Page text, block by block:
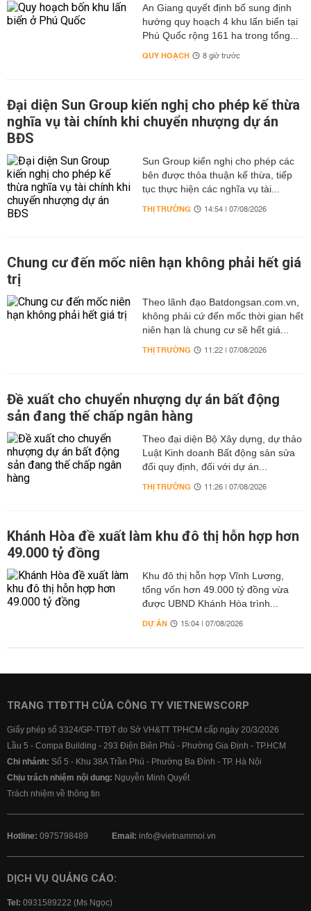
An Giang quyết định bổ sung định
hướng quy hoạch 4 khu lấn biển tại
Phú Quốc rộng 161 ha trong tổng...
QUY HOẠCH 8 giờ trước
Đại diện Sun Group kiến nghị cho phép kế thừa
nghĩa vụ tài chính khi chuyển nhượng dự án
BĐS
Sun Group kiến nghị cho phép các
bên được thỏa thuận kế thừa, tiếp
tục thực hiện các nghĩa vụ tài...
THỊ TRƯỜNG 14:54 | 07/08/2026
Chung cư đến mốc niên hạn không phải hết giá
trị
Theo lãnh đạo Batdongsan.com.vn,
không phải cứ đến mốc thời gian hết
niên hạn là chung cư sẽ hết giá...
THỊ TRƯỜNG 11:22 | 07/08/2026
Đề xuất cho chuyển nhượng dự án bất động
sản đang thế chấp ngân hàng
Theo đại diện Bộ Xây dựng, dự thảo
Luật Kinh doanh Bất động sản sửa
đổi quy định, đối với dự án...
THỊ TRƯỜNG 11:26 | 07/08/2026
Khánh Hòa đề xuất làm khu đô thị hỗn hợp hơn
49.000 tỷ đồng
Khu đô thị hỗn hợp Vĩnh Lương,
tổng vốn hơn 49.000 tỷ đồng vừa
được UBND Khánh Hòa trình...
DỰ ÁN 15:04 | 07/08/2026
TRANG TTĐTTH CỦA CÔNG TY VIETNEWSCORP
Giấy phép số 3324/GP-TTĐT do Sở VH&TT TPHCM cấp ngày 20/3/2026
Lầu 5 - Compa Building - 293 Điện Biên Phủ - Phường Gia Định - TP.HCM
Chi nhánh: Số 5 - Khu 38A Trần Phú - Phường Ba Đình - TP. Hà Nội
Chịu trách nhiệm nội dung: Nguyễn Minh Quyết
Trách nhiệm về thông tin
Hotline: 0975798489 Email: info@vietnammoi.vn
DỊCH VỤ QUẢNG CÁO:
Tel: 0931589222 (Ms Ngọc)